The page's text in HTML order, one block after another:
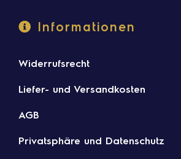
Informationen
Widerrufsrecht
Liefer- und Versandkosten
AGB
Privatsphäre und Datenschutz